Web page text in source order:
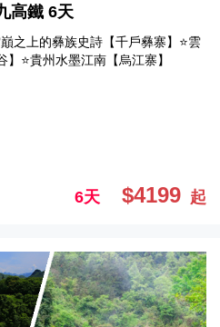
高鐵 6天
之上的彝族史詩【千戶彝寨】⭐雲
⭐貴州水墨江南【烏江寨】
6天 $4199 起